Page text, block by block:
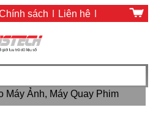
sách Liên hệ
thanh toán
Máy Ảnh, Máy Quay Phim